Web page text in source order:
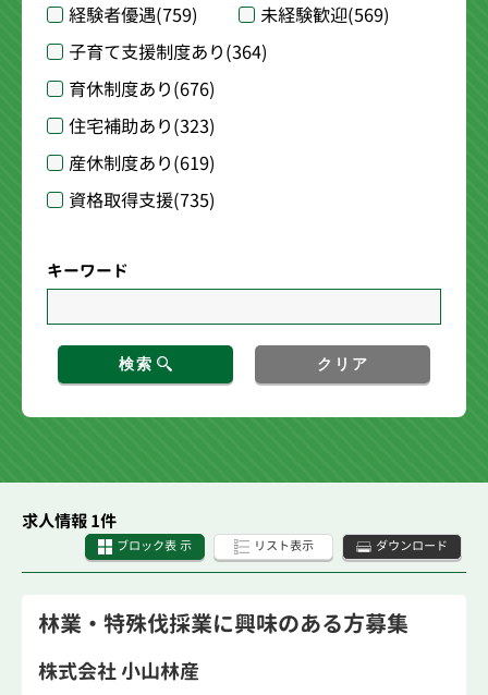
経験者優遇(759) 未経験歓迎(569)
子育て支援制度あり(364)
育休制度あり(676)
住宅補助あり(323)
産休制度あり(619)
資格取得支援(735)
キーワード
検索 クリア
求人情報 1件
ブロック表 示 リスト表示 ダウンロード
林業・特殊伐採業に興味のある方募集
株式会社 小山林産